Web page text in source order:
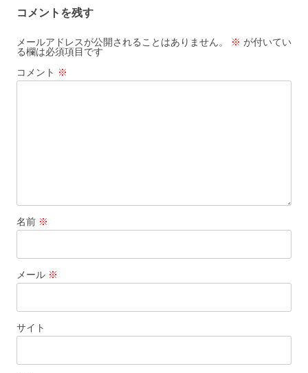
コメントを残す
メールアドレスが公開されることはありません。 ※ が付いてい
る欄は必須項目です
コメント ※
名前 ※
メール ※
サイト